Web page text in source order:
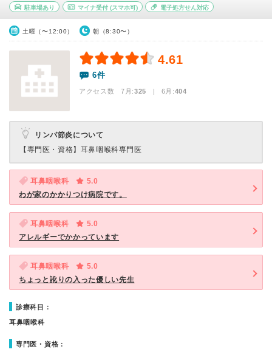
駐車場あり マイナ受付(スマホ可) 電子処方せん対応
土曜（〜12:00） 朝（8:30〜）
4.61
6件
アクセス数 7月:325 | 6月:404
リンパ節炎について
【専門医・資格】 耳鼻咽喉科専門医
耳鼻咽喉科
5.0
わが家のかかりつけ病院です。
耳鼻咽喉科
5.0
アレルギーでかかっています
耳鼻咽喉科
5.0
ちょっと訛りの入った優しい先生
診療科目：
耳鼻咽喉科
専門医・資格：